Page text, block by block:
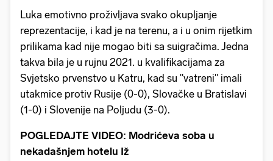
Luka emotivno proživljava svako okupljanje
reprezentacije, i kad je na terenu, a i u onim rijetkim
prilikama kad nije mogao biti sa suigračima. Jedna
takva bila je u rujnu 2021. u kvalifikacijama za
Svjetsko prvenstvo u Katru, kad su "vatreni" imali
utakmice protiv Rusije (0-0), Slovačke u Bratislavi
(1-0) i Slovenije na Poljudu (3-0).
POGLEDAJTE VIDEO: Modrićeva soba u
nekadašnjem hotelu Iž